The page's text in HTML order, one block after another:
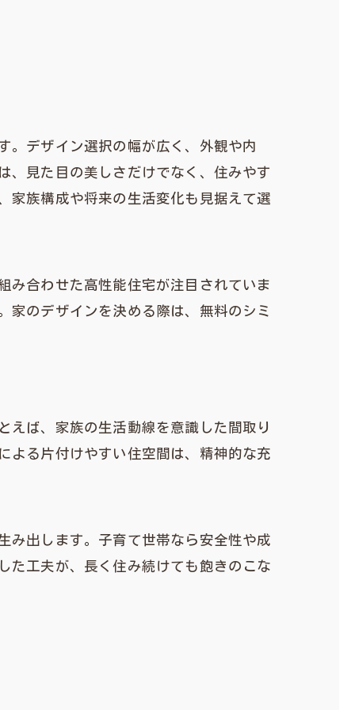
。デザイン選択の幅が広く、外観や内
、見た目の美しさだけでなく、住みやす
家族構成や将来の生活変化も見据えて選
み合わせた高性能住宅が注目されていま
家のデザインを決める際は、無料のシミ
えば、家族の生活動線を意識した間取り
よる片付けやすい住空間は、精神的な充
み出します。子育て世帯なら安全性や成
た工夫が、長く住み続けても飽きのこな